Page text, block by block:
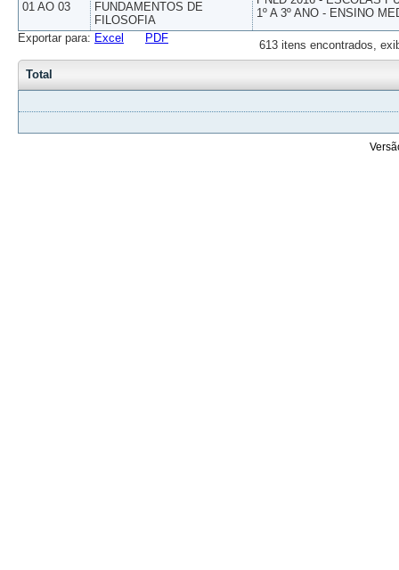
01 AO 03
FUNDAMENTOS DE
FILOSOFIA
1º A 3º ANO - ENSINO
613 itens encontrados,
Exportar para: Excel PDF
Total